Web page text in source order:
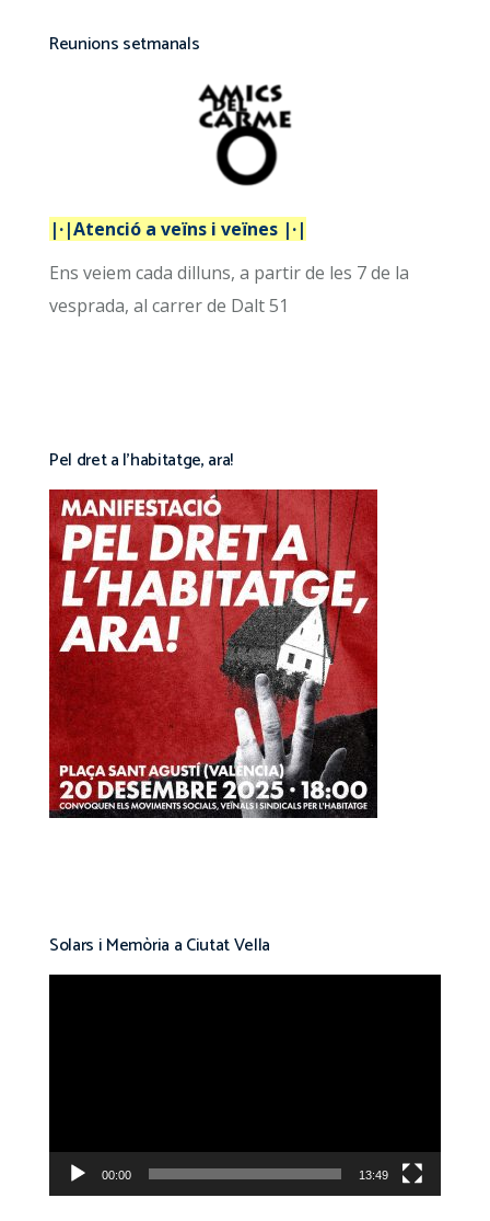
Reunions setmanals
|·|Atenció a veïns i veïnes |·|
Ens veiem cada dilluns, a partir de les 7 de la
vesprada, al carrer de Dalt 51
Pel dret a l’habitatge, ara!
Solars i Memòria a Ciutat Vella
00:00 13:49